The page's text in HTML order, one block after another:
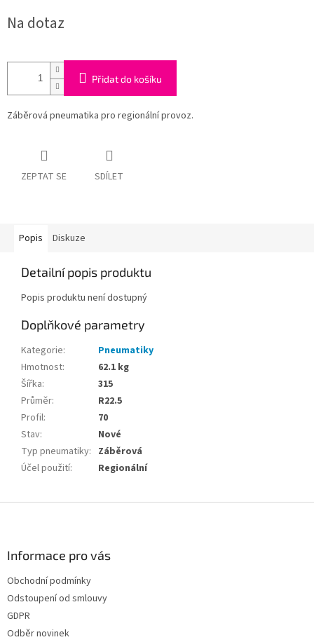
cena:
Na dotaz
Přidat do košíku
Záběrová pneumatika pro regionální provoz.
ZEPTAT SE SDÍLET
Popis Diskuze
Detailní popis produktu
Popis produktu není dostupný
Doplňkové parametry
Kategorie:
Pneumatiky
Hmotnost:
62.1 kg
Šířka:
315
Průměr:
R22.5
Profil:
70
Stav:
Nové
Typ pneumatiky: Záběrová
Účel použití: Regionální
Informace pro vás
Obchodní podmínky
Odstoupení od smlouvy
GDPR
Odběr novinek